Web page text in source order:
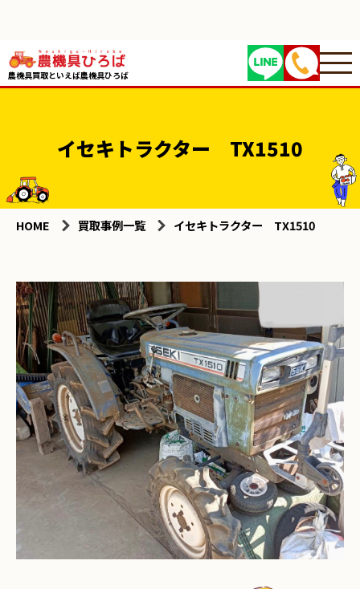
農機具買取といえば農機具ひろば
イセキトラクター TX1510
HOME 買取事例一覧 イセキトラクター TX1510